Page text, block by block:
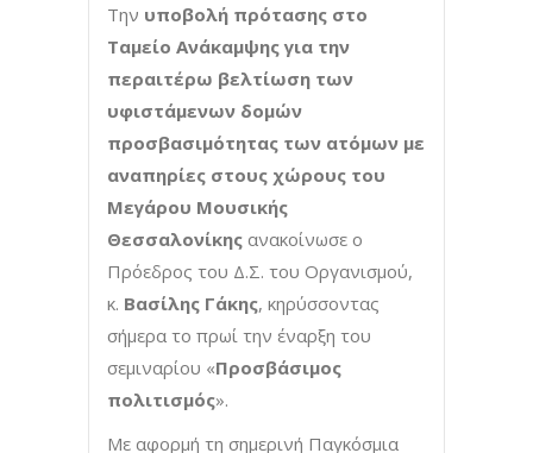
Την υποβολή πρότασης στο
Ταμείο Ανάκαμψης για την
περαιτέρω βελτίωση των
υφιστάμενων δομών
προσβασιμότητας των ατόμων με
αναπηρίες στους χώρους του
Μεγάρου Μουσικής
Θεσσαλονίκης ανακοίνωσε ο
Πρόεδρος του Δ.Σ. του Οργανισμού,
κ. Βασίλης Γάκης, κηρύσσοντας
σήμερα το πρωί την έναρξη του
σεμιναρίου «Προσβάσιμος
πολιτισμός».
Με αφορμή τη σημερινή Παγκόσμια